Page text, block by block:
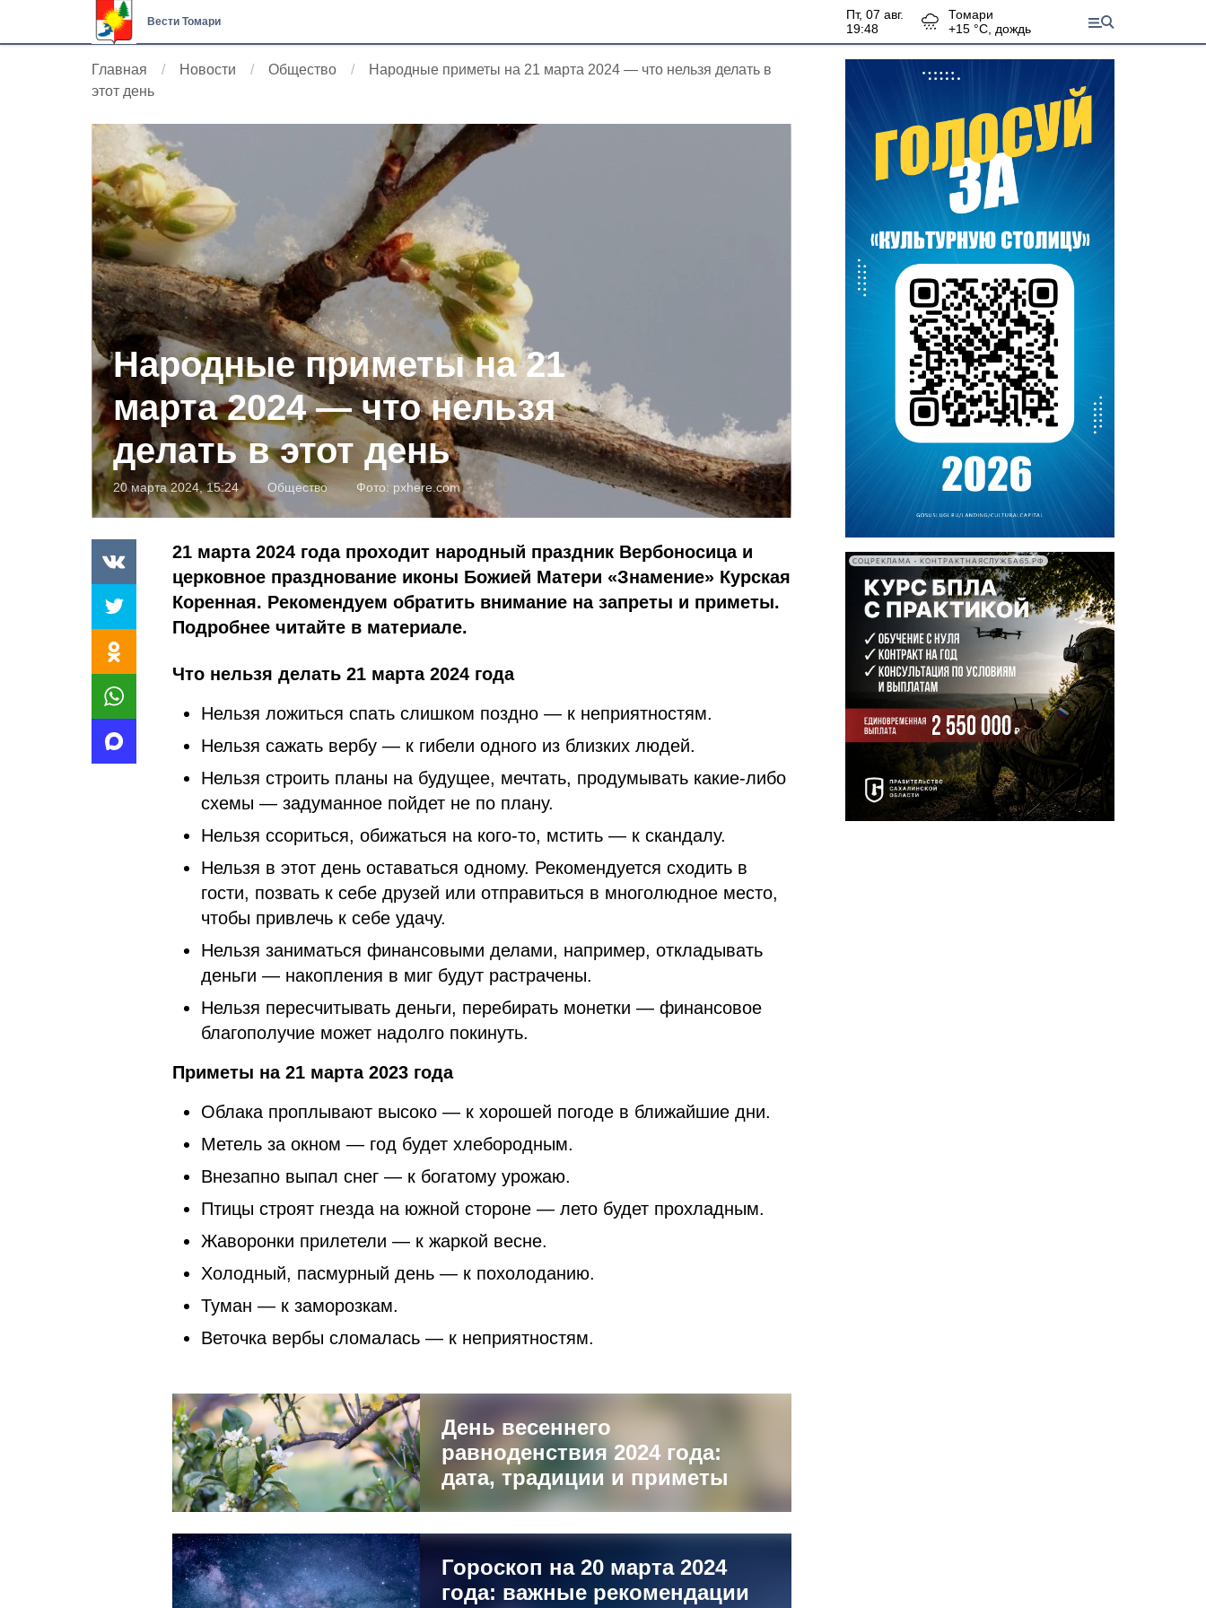
Вести Томари
пт, 07 авг.
19:48
Томари
+15 °С, дождь
Главная Новости Общество
Народные приметы на 21 марта 2024 — что нельзя делать в
этот день
Народные приметы на 21
марта 2024 — что нельзя
делать в этот день
20 марта 2024, 15:24 Общество Фото: pxhere.com
21 марта 2024 года проходит народный праздник Вербоносица и
церковное празднование иконы Божией Матери «Знамение» Курская
Коренная. Рекомендуем обратить внимание на запреты и приметы.
Подробнее читайте в материале.
Что нельзя делать 21 марта 2024 года
Нельзя ложиться спать слишком поздно — к неприятностям.
Нельзя сажать вербу — к гибели одного из близких людей.
Нельзя строить планы на будущее, мечтать, продумывать какие-либо
схемы — задуманное пойдет не по плану.
Нельзя ссориться, обижаться на кого-то, мстить — к скандалу.
Нельзя в этот день оставаться одному. Рекомендуется сходить в
гости, позвать к себе друзей или отправиться в многолюдное место,
чтобы привлечь к себе удачу.
Нельзя заниматься финансовыми делами, например, откладывать
деньги — накопления в миг будут растрачены.
Нельзя пересчитывать деньги, перебирать монетки — финансовое
благополучие может надолго покинуть.
Приметы на 21 марта 2023 года
Облака проплывают высоко — к хорошей погоде в ближайшие дни.
Метель за окном — год будет хлебородным.
Внезапно выпал снег — к богатому урожаю.
Птицы строят гнезда на южной стороне — лето будет прохладным.
Жаворонки прилетели — к жаркой весне.
Холодный, пасмурный день — к похолоданию.
Туман — к заморозкам.
Веточка вербы сломалась — к неприятностям.
День весеннего
равноденствия 2024 года:
дата, традиции и приметы
Гороскоп на 20 марта 2024
года: важные рекомендации
СОЦРЕКЛАМА • КОНТРАКТНАЯСЛУЖБА65.РФ